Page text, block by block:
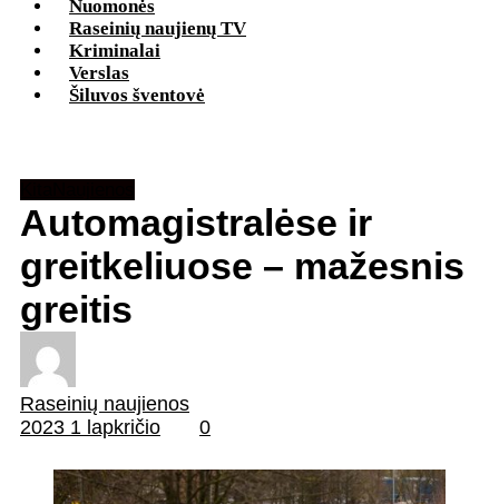
Nuomonės
Raseinių naujienų TV
Kriminalai
Verslas
Šiluvos šventovė
Automagistralėse ir
greitkeliuose – mažesnis
greitis
Raseinių naujienos
2023 1 lapkričio
0